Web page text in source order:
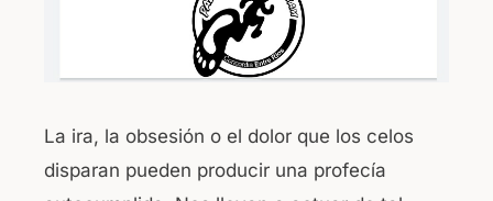
La ira, la obsesión o el dolor que los celos
disparan pueden producir una profecía